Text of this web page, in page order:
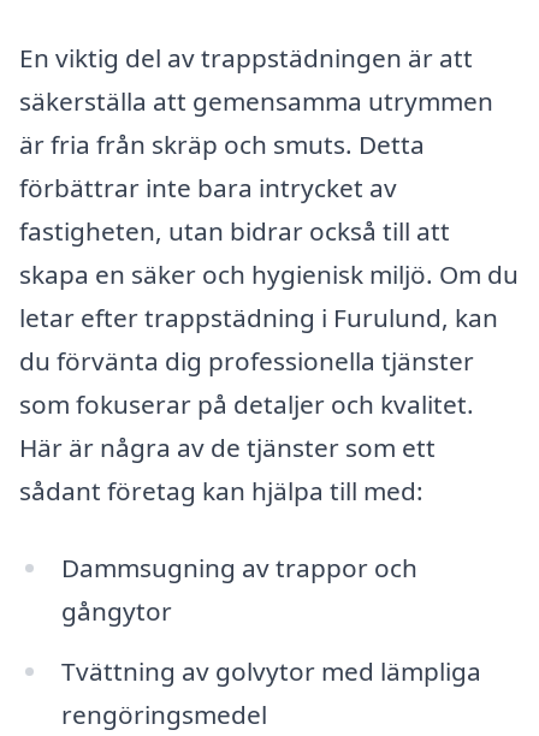
En viktig del av trappstädningen är att
säkerställa att gemensamma utrymmen
är fria från skräp och smuts. Detta
förbättrar inte bara intrycket av
fastigheten, utan bidrar också till att
skapa en säker och hygienisk miljö. Om du
letar efter trappstädning i Furulund, kan
du förvänta dig professionella tjänster
som fokuserar på detaljer och kvalitet.
Här är några av de tjänster som ett
sådant företag kan hjälpa till med:
Dammsugning av trappor och
gångytor
Tvättning av golvytor med lämpliga
rengöringsmedel